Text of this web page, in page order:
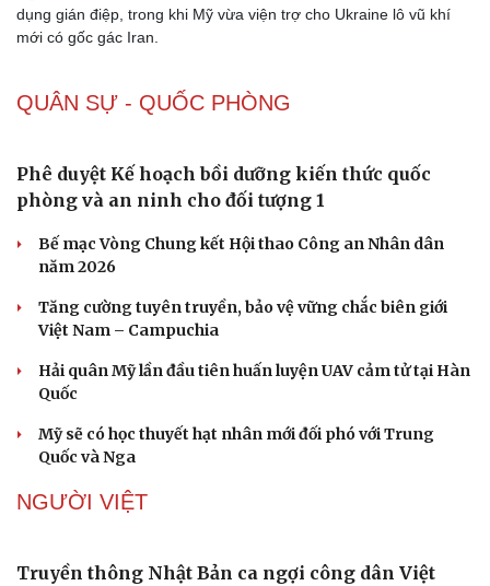
dụng gián điệp, trong khi Mỹ vừa viện trợ cho Ukraine lô vũ khí
mới có gốc gác Iran.
QUÂN SỰ - QUỐC PHÒNG
Phê duyệt Kế hoạch bồi dưỡng kiến thức quốc
phòng và an ninh cho đối tượng 1
Bế mạc Vòng Chung kết Hội thao Công an Nhân dân
năm 2026
Tăng cường tuyên truyền, bảo vệ vững chắc biên giới
Việt Nam – Campuchia
Hải quân Mỹ lần đầu tiên huấn luyện UAV cảm tử tại Hàn
Quốc
Mỹ sẽ có học thuyết hạt nhân mới đối phó với Trung
Quốc và Nga
NGƯỜI VIỆT
Truyền thông Nhật Bản ca ngợi công dân Việt